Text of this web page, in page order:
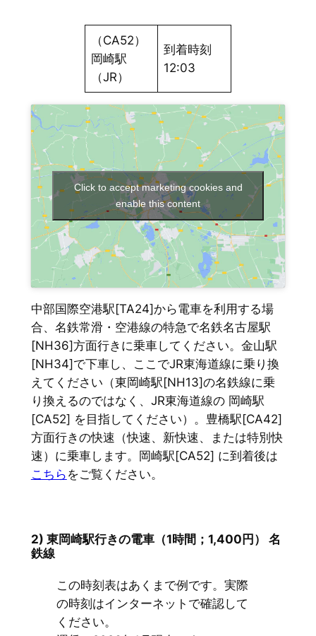
（CA52）
岡崎駅
（JR）
到着時刻
12:03
Click to accept marketing cookies and
enable this content
中部国際空港駅[TA24]から電車を利用する場
合、名鉄常滑・空港線の特急で名鉄名古屋駅
[NH36]方面行きに乗車してください。金山駅
[NH34]で下車し、ここでJR東海道線に乗り換
えてください（東岡崎駅[NH13]の名鉄線に乗
り換えるのではなく、JR東海道線の 岡崎駅
[CA52] を目指してください）。豊橋駅[CA42]
方面行きの快速（快速、新快速、または特別快
速）に乗車します。岡崎駅[CA52] に到着後は
こちら をご覧ください。
2) 東岡崎駅行きの電車（1時間；1,400円） 名
鉄線
この時刻表はあくまで例です。実際
の時刻はインターネットで確認して
ください。